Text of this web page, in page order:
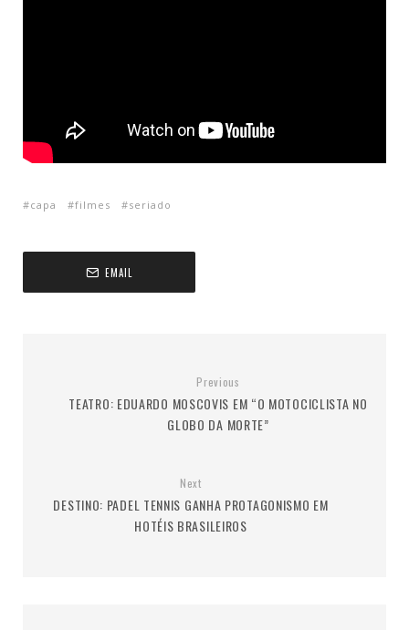
capa filmes seriado
EMAIL
Previous
TEATRO: EDUARDO MOSCOVIS EM “O MOTOCICLISTA NO
GLOBO DA MORTE”
Next
DESTINO: PADEL TENNIS GANHA PROTAGONISMO EM
HOTÉIS BRASILEIROS